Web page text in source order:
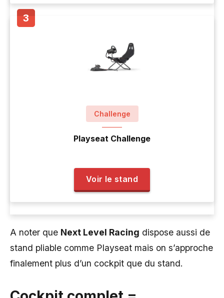
Challenge
Playseat Challenge
Voir le stand
A noter que Next Level Racing dispose aussi de
stand pliable comme Playseat mais on s’approche
finalement plus d’un cockpit que du stand.